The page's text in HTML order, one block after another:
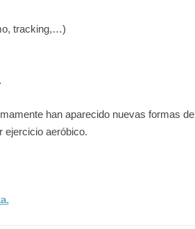
tracking,…)
han aparecido nuevas formas de
ejercicio aeróbico.